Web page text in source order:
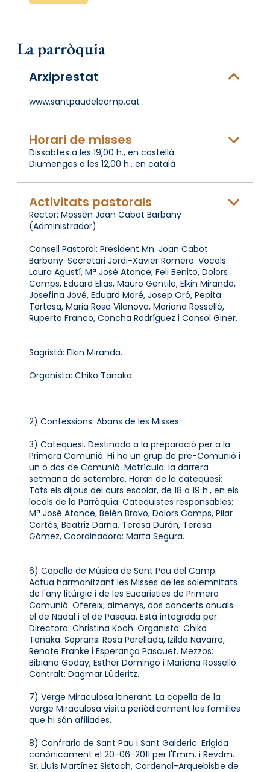
La parròquia
Arxiprestat
www.santpaudelcamp.cat
Horari de misses
Dissabtes a les 19,00 h., en castellà
Diumenges a les 12,00 h., en català
Activitats pastorals
Rector: Mossèn Joan Cabot Barbany
(Administrador)
Consell Pastoral: President Mn. Joan Cabot
Barbany. Secretari Jordi-Xavier Romero. Vocals:
Laura Agustí, Mª José Atance, Feli Benito, Dolors
Camps, Eduard Elias, Mauro Gentile, Elkin Miranda,
Josefina Jové, Eduard Moré, Josep Oró, Pepita
Tortosa, Maria Rosa Vilanova, Mariona Rosselló,
Ruperto Franco, Concha Rodríguez i Consol Giner.
Sagristà: Elkin Miranda.
Organista: Chiko Tanaka
2) Confessions: Abans de les Misses.
3) Catequesi. Destinada a la preparació per a la
Primera Comunió. Hi ha un grup de pre-Comunió i
un o dos de Comunió. Matrícula: la darrera
setmana de setembre. Horari de la catequesi:
Tots els dijous del curs escolar, de 18 a 19 h., en els
locals de la Parròquia. Catequistes responsables:
Mª José Atance, Belén Bravo, Dolors Camps, Pilar
Cortés, Beatriz Darna, Teresa Durán, Teresa
Gómez, Coordinadora: Marta Segura.
6) Capella de Música de Sant Pau del Camp.
Actua harmonitzant les Misses de les solemnitats
de l'any litúrgic i de les Eucaristies de Primera
Comunió. Ofereix, almenys, dos concerts anuals:
el de Nadal i el de Pasqua. Està integrada per:
Directora: Christina Koch. Organista: Chiko
Tanaka. Soprans: Rosa Parellada, Izilda Navarro,
Renate Franke i Esperança Pascuet. Mezzos:
Bibiana Goday, Esther Domingo i Mariona Rosselló.
Contralt: Dagmar Lüderitz.
7) Verge Miraculosa itinerant. La capella de la
Verge Miraculosa visita periòdicament les famílies
que hi són afiliades.
8) Confraria de Sant Pau i Sant Galderic. Erigida
canònicament el 20-06-2011 per l'Emm. i Revdm.
Sr. Lluís Martínez Sistach, Cardenal-Arquebisbe de